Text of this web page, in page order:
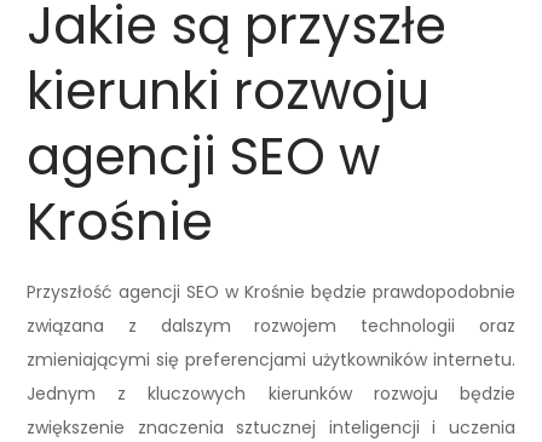
Jakie są przyszłe
kierunki rozwoju
agencji SEO w
Krośnie
Przyszłość agencji SEO w Krośnie będzie prawdopodobnie
związana z dalszym rozwojem technologii oraz
zmieniającymi się preferencjami użytkowników internetu.
Jednym z kluczowych kierunków rozwoju będzie
zwiększenie znaczenia sztucznej inteligencji i uczenia